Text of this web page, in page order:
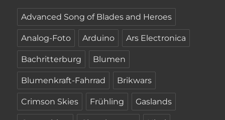
Advanced Song of Blades and Heroes
Analog-Foto Arduino Ars Electronica
Bachritterburg Blumen
Blumenkraft-Fahrrad Brikwars
Crimson Skies Frühling Gaslands